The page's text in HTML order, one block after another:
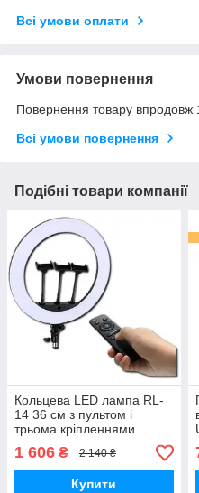
Всі умови оплати
Умови повернення
Повернення товару впродовж
Всі умови повернення
Подібні товари компанії
Кольцева LED лампа RL-
14 36 см з пультом і
трьома кріпленнями
1 606 ₴ 2 140 ₴
Купити